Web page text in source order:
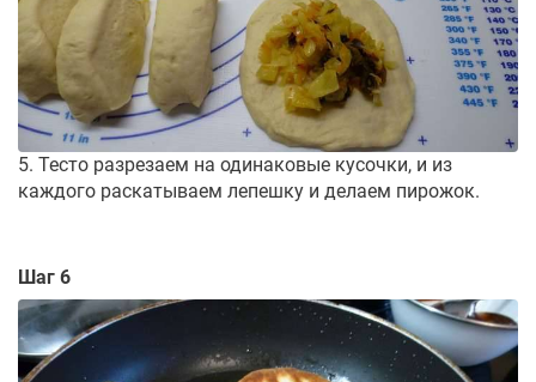
5. Тесто разрезаем на одинаковые кусочки, и из
каждого раскатываем лепешку и делаем пирожок.
Шаг 6